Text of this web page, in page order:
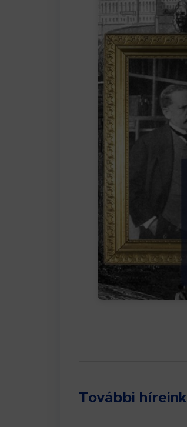
További híreink